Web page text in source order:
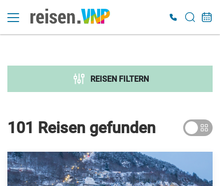
Suche verfeinern
Preis
REISEN FILTERN
101 Reisen gefunden